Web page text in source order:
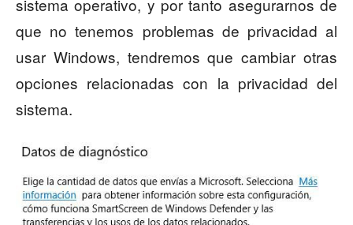
sistema operativo, y por tanto asegurarnos de
que no tenemos problemas de privacidad al
usar Windows, tendremos que cambiar otras
opciones relacionadas con la privacidad del
sistema.